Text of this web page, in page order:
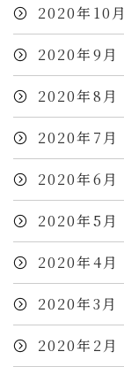
2020年10月
2020年9月
2020年8月
2020年7月
2020年6月
2020年5月
2020年4月
2020年3月
2020年2月